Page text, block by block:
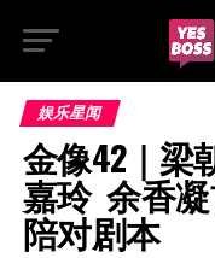
娱乐星闻
金像42｜梁
嘉玲  余香
陪对剧本